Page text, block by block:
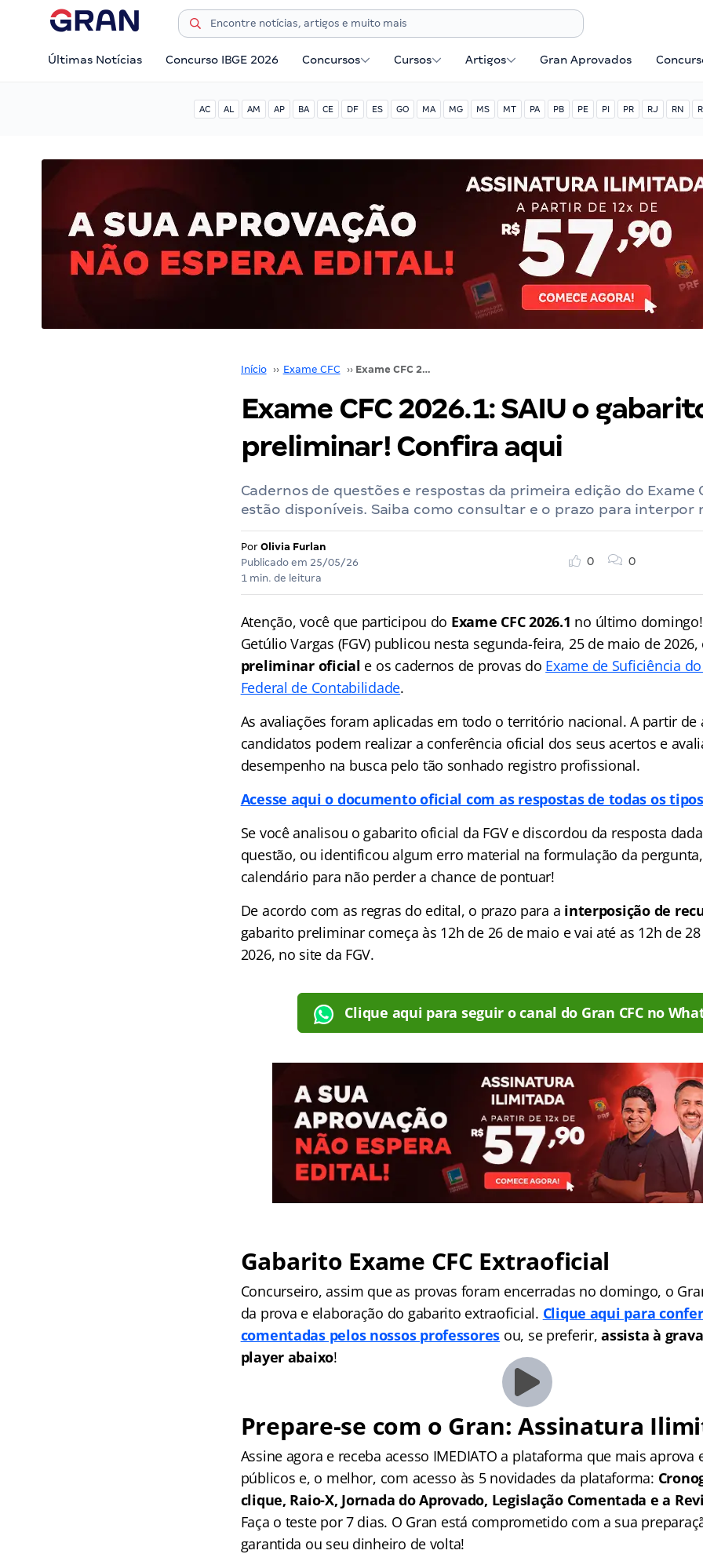
Últimas Notícias Concurso IBGE 2026 Concursos Cursos Artigos Gran Aprovados
AC AL AM AP BA CE DF ES GO MA MG MS MT PA PB PE PI PR RJ RN
Início ›› Exame CFC ›› Exame CFC 2026.1: SAIU o gabarito preliminar! Confira aqui
Exame CFC 2026.1: SAIU o
preliminar! Confira aqui
Cadernos de questões e respostas da primeira edição do Exame
estão disponíveis. Saiba como consultar e o prazo para interpor
Por Olivia Furlan
Publicado em 25/05/26
1 min. de leitura
0 0
Atenção, você que participou do Exame CFC 2026.1 no último
Getúlio Vargas (FGV) publicou nesta segunda-feira, 25 de maio de
preliminar oficial e os cadernos de provas do Exame de Suficiência
Federal de Contabilidade.
As avaliações foram aplicadas em todo o território nacional. A partir de
candidatos podem realizar a conferência oficial dos seus acertos e
desempenho na busca pelo tão sonhado registro profissional.
Acesse aqui o documento oficial com as respostas de todas os
Se você analisou o gabarito oficial da FGV e discordou da resposta
questão, ou identificou algum erro material na formulação da
calendário para não perder a chance de pontuar!
De acordo com as regras do edital, o prazo para a interposição de
gabarito preliminar começa às 12h de 26 de maio e vai até as 12h de
2026, no site da FGV.
Clique aqui para seguir o canal do Gran CFC no
Gabarito Exame CFC Extraoficial
Concurseiro, assim que as provas foram encerradas no domingo, o
da prova e elaboração do gabarito extraoficial. Clique aqui para
comentadas pelos nossos professores ou, se preferir,assista à
player abaixo!
Prepare-se com o Gran: Assinatura
Assine agora e receba acesso IMEDIATO a plataforma que mais aprova
públicos e, o melhor, com acesso às 5 novidades da plataforma:
clique, Raio-X, Jornada do Aprovado, Legislação Comentada e a
Faça o teste por 7 dias. O Gran está comprometido com a sua
garantida ou seu dinheiro de volta!